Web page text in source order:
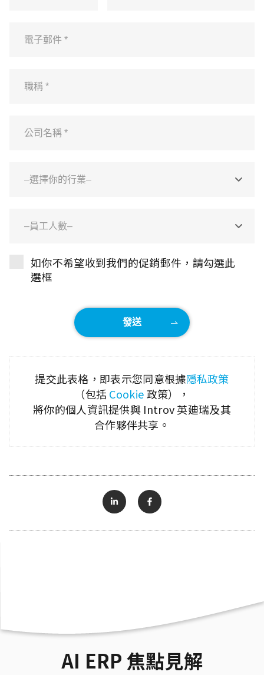
如你不希望收到我們的促銷郵件，請勾選此
選框
提交此表格，即表示您同意根據隱私政策
（包括 Cookie政策），
將你的個人資訊提供與 Introv 英廸瑞及其
合作夥伴共享。
AI ERP 焦點見解